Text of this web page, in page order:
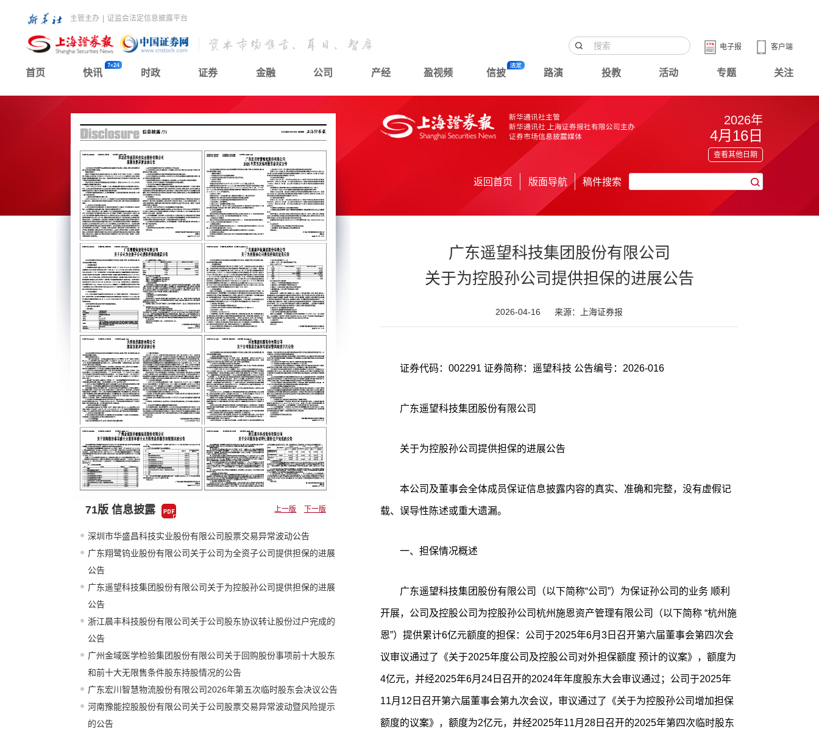
主管主办 证监会法定信息披露平台
客户端
电子报
首页 快讯 时政 证券 金融 公司 产经 盈视频 信披 路演 投教 活动 专题 关注
71版 信息披露 上一版 下一版
深圳市华盛昌科技实业股份有限公司股票交易异常波动公告
广东翔鹭钨业股份有限公司关于公司为全资子公司提供担保的进展
公告
广东遥望科技集团股份有限公司关于为控股孙公司提供担保的进展
公告
浙江晨丰科技股份有限公司关于公司股东协议转让股份过户完成的
公告
广州金域医学检验集团股份有限公司关于回购股份事项前十大股东
和前十大无限售条件股东持股情况的公告
广东宏川智慧物流股份有限公司2026年第五次临时股东会决议公告
河南豫能控股股份有限公司关于公司股票交易异常波动暨风险提示
的公告
2026年
4月16日
查看其他日期
返回首页 版面导航 稿件搜索
广东遥望科技集团股份有限公司
关于为控股孙公司提供担保的进展公告
2026-04-16 来源：上海证券报
证券代码：002291 证券简称：遥望科技 公告编号：2026-016
广东遥望科技集团股份有限公司
关于为控股孙公司提供担保的进展公告
本公司及董事会全体成员保证信息披露内容的真实、准确和完整，没有虚假记
载、误导性陈述或重大遗漏。
一、担保情况概述
广东遥望科技集团股份有限公司（以下简称“公司”）为保证孙公司的业务 顺利
开展，公司及控股公司为控股孙公司杭州施恩资产管理有限公司（以下简称 “杭州施
恩”）提供累计6亿元额度的担保：公司于2025年6月3日召开第六届董事会第四次会
议审议通过了《关于2025年度公司及控股公司对外担保额度 预计的议案》，额度为
4亿元，并经2025年6月24日召开的2024年年度股东大会审议通过；公司于2025年
11月12日召开第六届董事会第九次会议，审议通过了《关于为控股孙公司增加担保
额度的议案》，额度为2亿元，并经2025年11月28日召开的2025年第四次临时股东